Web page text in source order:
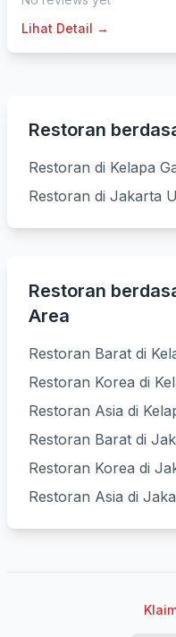
Lihat Detail →
Restoran
Restoran di Kelapa
Restoran di Jakarta
Restoran
Area
Restoran Barat di
Restoran Korea di
Restoran Asia di
Restoran Barat di
Restoran Korea di
Restoran Asia di